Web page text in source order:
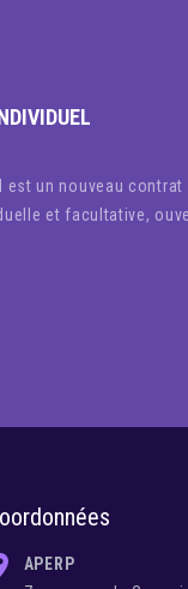
est un nouveau contrat
et facultative,
APERP